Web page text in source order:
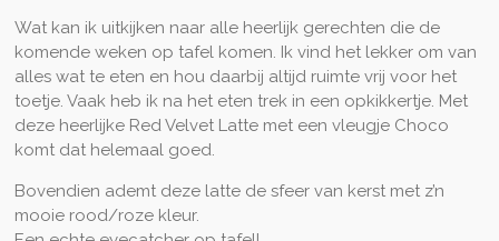
Wat kan ik uitkijken naar alle heerlijk gerechten die de
komende weken op tafel komen. Ik vind het lekker om van
alles wat te eten en hou daarbij altijd ruimte vrij voor het
toetje. Vaak heb ik na het eten trek in een opkikkertje. Met
deze heerlijke Red Velvet Latte met een vleugje Choco
komt dat helemaal goed.
Bovendien ademt deze latte de sfeer van kerst met z’n
mooie rood/roze kleur.